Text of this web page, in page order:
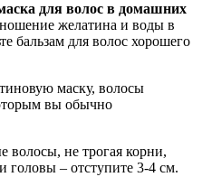
для волос в домашних
желатина и воды в
бальзам для волос хорошего
маску, волосы
вы обычно
волосы, не трогая корни,
головы – отступите 3-4 см.